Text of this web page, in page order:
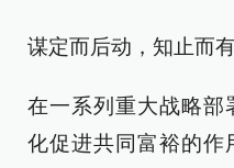
谋定而后动，知止而有
在一系列重大战略部
化促进共同富裕的